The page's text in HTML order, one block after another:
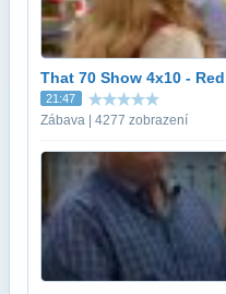
That 70 Show 4x10 -
21:47
Zábava | 4277 zobrazení